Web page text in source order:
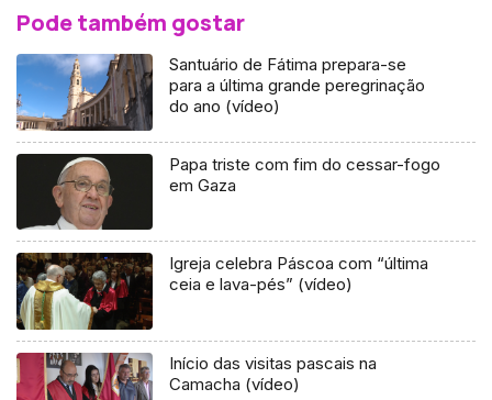
Pode também gostar
Santuário de Fátima prepara-se
para a última grande peregrinação
do ano (vídeo)
Papa triste com fim do cessar-fogo
em Gaza
Igreja celebra Páscoa com “última
ceia e lava-pés” (vídeo)
Início das visitas pascais na
Camacha (vídeo)